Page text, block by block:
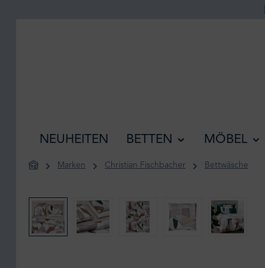
NEUHEITEN BETTEN MÖBEL
Marken Christian Fischbacher Bettwäsche